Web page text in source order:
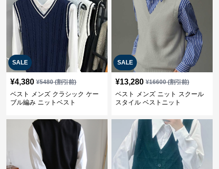
SALE
¥4,380 ¥5480(割引前)
ベスト メンズ クラシック ケー
ブル編み ニットベスト
SALE
¥13,280 ¥16600(割引前)
ベスト メンズ ニット スクール
スタイル ベストニット